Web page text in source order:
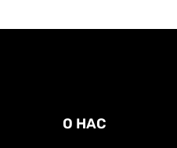
О НАС